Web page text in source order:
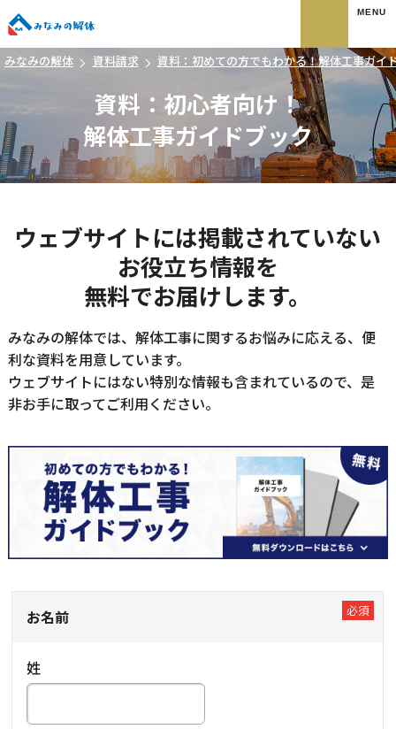
みなみの解体 資料請求 資料：初めての方でもわかる！解体工事ガイ
資料： 初心者向け！
解体工事ガイドブック
ウェブサイトには掲載されていない
お役立ち情報を
無料でお届けします。
みなみの解体では、解体工事に関するお悩みに応える、便
利な資料を用意しています。
ウェブサイトにはない特別な情報も含まれているので、是
非お手に取ってご利用ください。
お名前
姓